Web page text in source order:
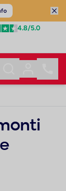
4.8/5.0